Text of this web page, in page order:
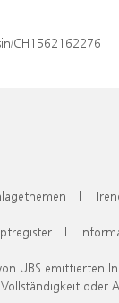
CH1562162276
|
|
UBS emittierten
oder